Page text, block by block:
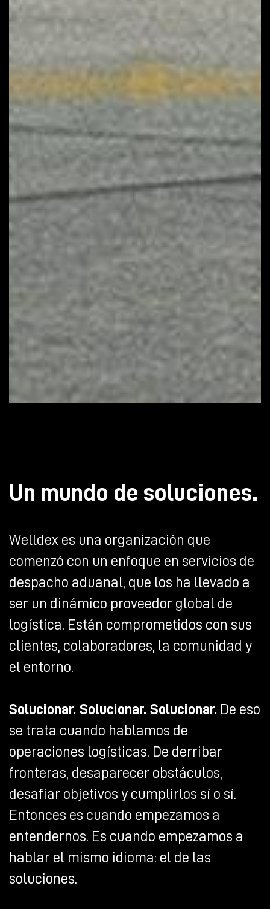
Un mundo de soluciones.
Welldex es una organización que
comenzó con un enfoque en servicios de
despacho aduanal, que los ha llevado a
ser un dinámico proveedor global de
logística. Están comprometidos con sus
clientes, colaboradores, la comunidad y
el entorno.
Solucionar. Solucionar. Solucionar. De eso
se trata cuando hablamos de
operaciones logísticas. De derribar
fronteras, desaparecer obstáculos,
desafiar objetivos y cumplirlos sí o sí.
Entonces es cuando empezamos a
entendernos. Es cuando empezamos a
hablar el mismo idioma: el de las
soluciones.